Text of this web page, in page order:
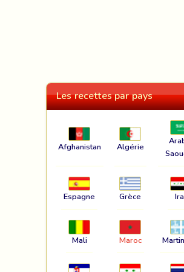
Les recettes par pays
Afghanistan Algérie
Espagne Grèce
Mali Maroc